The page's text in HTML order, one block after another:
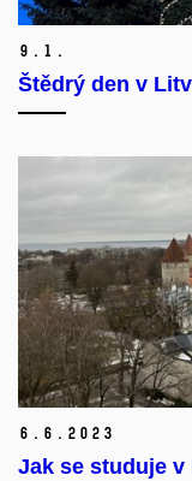
9. 1.
Štědrý den v
6. 6. 2023
Jak se studuje v